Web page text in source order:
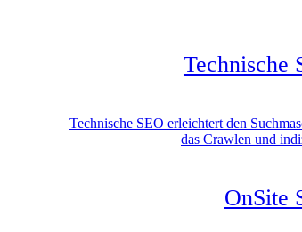
Technische
Technische SEO erleichtert den
das Crawlen und
OnSite